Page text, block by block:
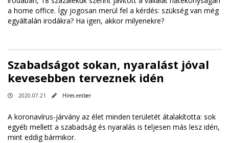
a home office. Így jogosan merül fel a kérdés: szükség van még
egyáltalán irodákra? Ha igen, akkor milyenekre?
Szabadságot sokan, nyaralást jóval
kevesebben terveznek idén
2020.07.21 Híres ember
A koronavírus-járvány az élet minden területét átalakította: sok
egyéb mellett a szabadság és nyaralás is teljesen más lesz idén,
mint eddig bármikor.